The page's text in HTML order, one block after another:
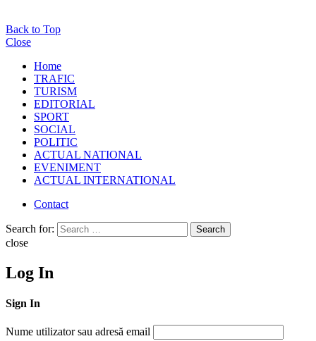
Back to Top
Close
Home
TRAFIC
TURISM
EDITORIAL
SPORT
SOCIAL
POLITIC
ACTUAL NATIONAL
EVENIMENT
ACTUAL INTERNATIONAL
Contact
Search for: Search
close
Log In
Sign In
Nume utilizator sau adresă email